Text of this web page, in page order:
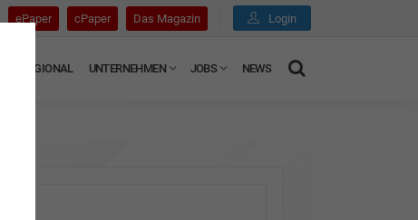
ePaper cPaper Das Magazin Login
REGIONAL UNTERNEHMEN JOBS NEWS